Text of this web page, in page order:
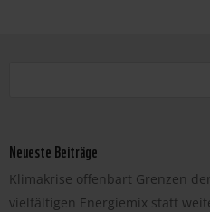
Neueste Beiträge
Klimakrise offenbart Grenzen
vielfältigen Energiemix statt